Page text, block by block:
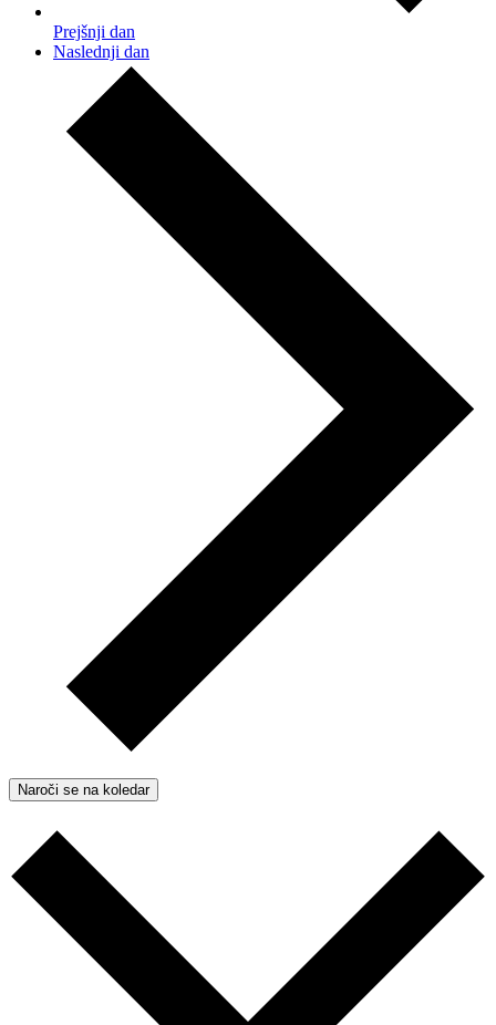
Prejšnji dan
Naslednji dan
Naroči se na koledar